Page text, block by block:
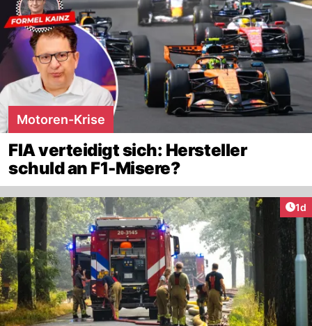
Motoren-Krise
FIA verteidigt sich: Hersteller
schuld an F1-Misere?
1d